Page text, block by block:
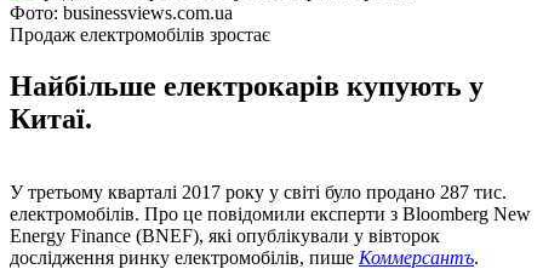
Фото: businessviews.com.ua
Продаж електромобілів зростає
Найбільше електрокарів купують у
Китаї.
У третьому кварталі 2017 року у світі було продано 287 тис.
електромобілів. Про це повідомили експерти з Bloomberg New
Energy Finance (BNEF), які опублікували у вівторок
дослідження ринку електромобілів, пише Коммерсантъ.